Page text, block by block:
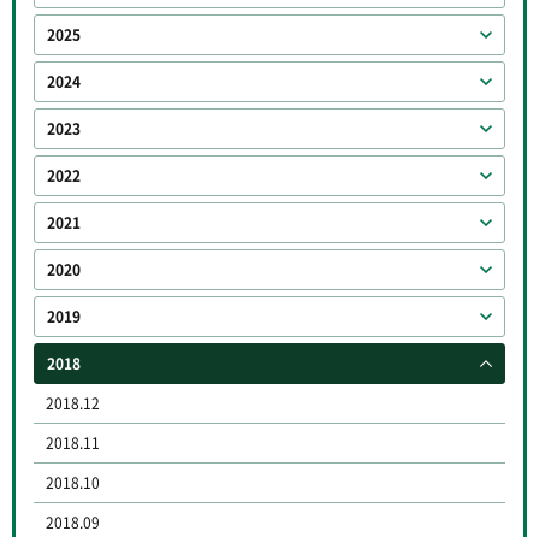
2025
2024
2023
2022
2021
2020
2019
2018
2018.12
2018.11
2018.10
2018.09